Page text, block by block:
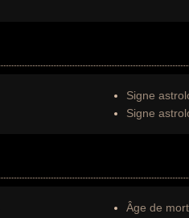
Signe
Signe
Âge de